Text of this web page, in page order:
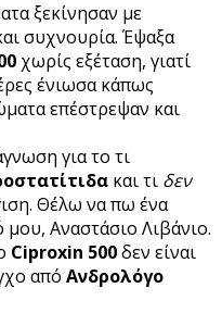
ξεκίνησαν με
συχνουρία. Έψαξα
χωρίς εξέταση, γιατί
ένιωσα κάπως
επέστρεψαν και
για το τι
και τι δεν
Θέλω να πω ένα
Αναστάσιο Λιβάνιο.
Ciproxin 500δεν είναι
από Ανδρολόγο